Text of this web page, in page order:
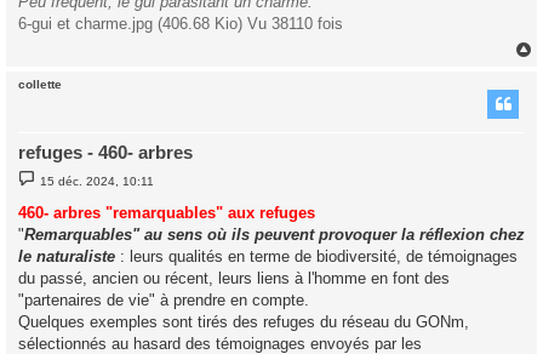
6-gui et charme.jpg (406.68 Kio) Vu 38110 fois
collette
refuges - 460- arbres
M
e
s
s
a
e
15 déc. 2024, 10:11
460- arbres "remarquables" aux refuges
"Remarquables" au sens où ils peuvent provoquer la réflexion chez
le naturaliste : leurs qualités en terme de biodiversité, de témoignages
du passé, ancien ou récent, leurs liens à l'homme en font des
"partenaires de vie" à prendre en compte.
Quelques exemples sont tirés des refuges du réseau du GONm,
sélectionnés au hasard des témoignages envoyés par les